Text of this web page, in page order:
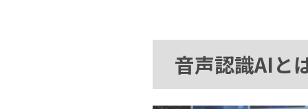
音声認識AIと